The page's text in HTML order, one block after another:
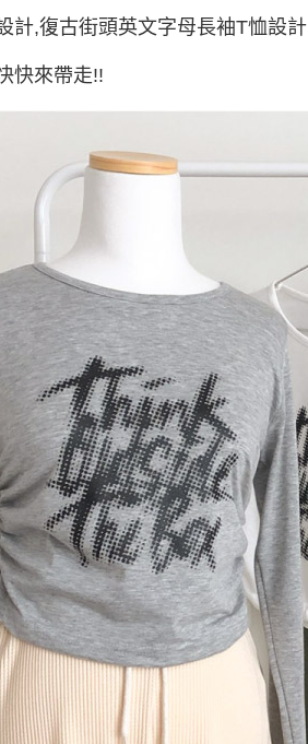
計,復古街頭英文字母長袖T恤設計
快來帶走!!